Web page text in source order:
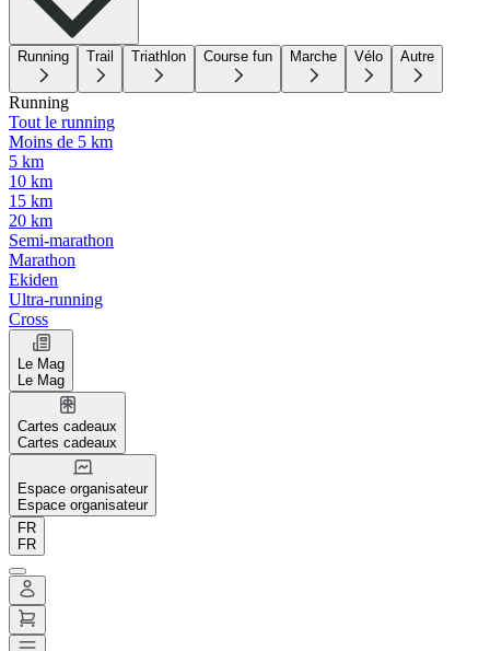
Running Trail Triathlon Course fun Marche Vélo Autre
Running
Tout le running
Moins de 5 km
5 km
10 km
15 km
20 km
Semi-marathon
Marathon
Ekiden
Ultra-running
Cross
Le Mag
Le Mag
Cartes cadeaux
Cartes cadeaux
Espace organisateur
Espace organisateur
FR
FR